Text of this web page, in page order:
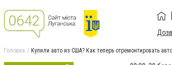
Головна Купили авто из США? Как теперь отремонтировать